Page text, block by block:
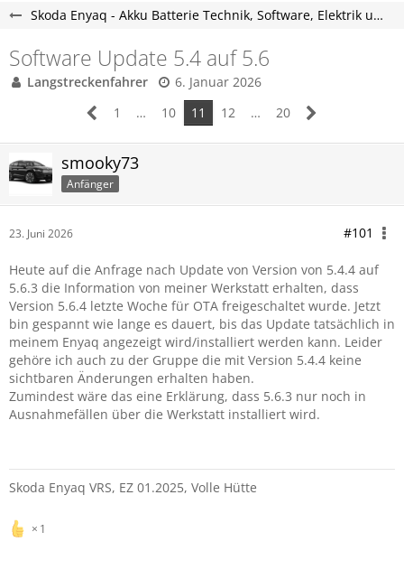
Skoda Enyaq - Akku Batterie Technik, Software, Elektrik und Beleuchtung
Software Update 5.4 auf 5.6
Langstreckenfahrer
6. Januar 2026
1
… 10 11 12 … 20
smooky73
Anfänger
23. Juni 2026 #101
Heute auf die Anfrage nach Update von Version von 5.4.4 auf
5.6.3 die Information von meiner Werkstatt erhalten, dass
Version 5.6.4 letzte Woche für OTA freigeschaltet wurde. Jetzt
bin gespannt wie lange es dauert, bis das Update tatsächlich in
meinem Enyaq angezeigt wird/installiert werden kann. Leider
gehöre ich auch zu der Gruppe die mit Version 5.4.4 keine
sichtbaren Änderungen erhalten haben.
Zumindest wäre das eine Erklärung, dass 5.6.3 nur noch in
Ausnahmefällen über die Werkstatt installiert wird.
Skoda Enyaq VRS, EZ 01.2025, Volle Hütte
1